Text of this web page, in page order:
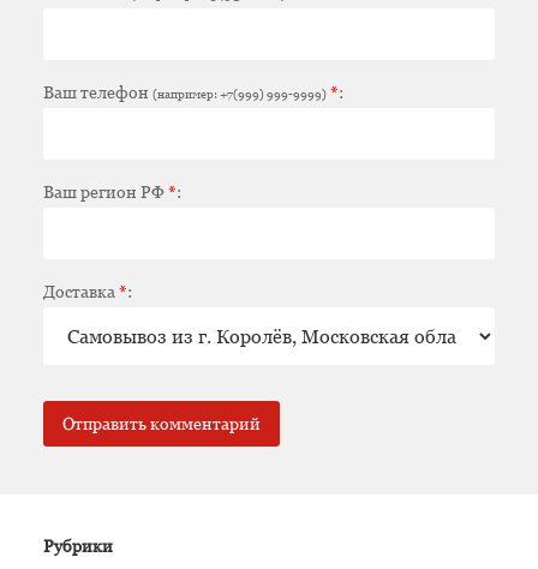
Ваш телефон (например: +7(999) 999-9999) *:
Ваш регион РФ*:
Доставка *:
Рубрики